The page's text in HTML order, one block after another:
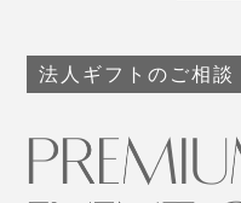
法人ギフトのご相談